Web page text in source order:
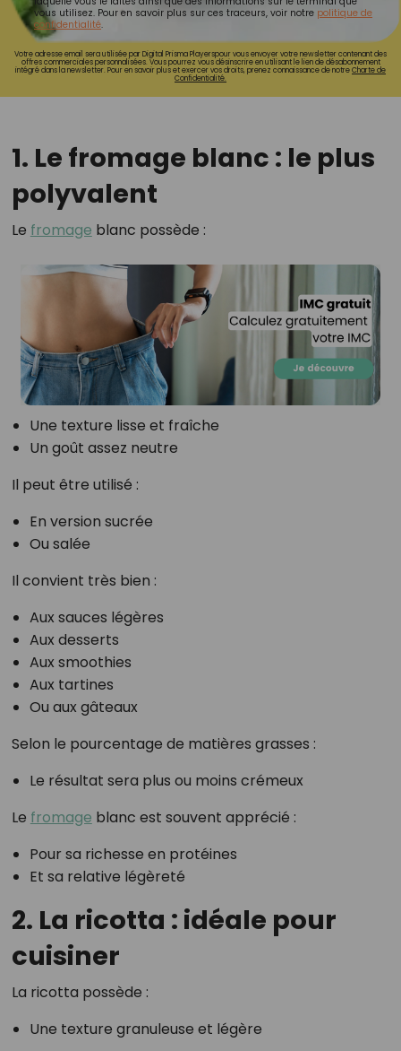
vous utilisez. Pour en savoir plus sur ces traceurs, voir notre politique de
confidentialité.
Votre adresse email sera utilisée par Digital Prisma Playerspour vous envoyer votre newsletter contenant des
offres commerciales personnalisées. Vous pourrez vous désinscrire en utilisant le lien de désabonnement
intégré dans la newsletter. Pour en savoir plus et exercer vos droits, prenez connaissance de notreCharte de
Confidentialité.
1. Le fromage blanc : le plus
polyvalent
Le fromage blanc possède :
Une texture lisse et fraîche
Un goût assez neutre
Il peut être utilisé :
En version sucrée
Ou salée
Il convient très bien :
Aux sauces légères
Aux desserts
Aux smoothies
Aux tartines
Ou aux gâteaux
Selon le pourcentage de matières grasses :
Le résultat sera plus ou moins crémeux
Le fromage blanc est souvent apprécié :
Pour sa richesse en protéines
Et sa relative légèreté
2. La ricotta : idéale pour
cuisiner
La ricotta possède :
Une texture granuleuse et légère